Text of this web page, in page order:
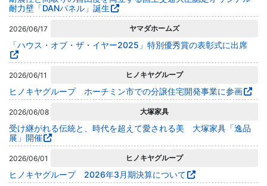
耐力壁「DANパネル」誕生
2026/06/17 ヤマダホームズ
「ハウス・オブ・ザ・イヤー2025」特別優秀賞の表彰式に出席
2026/06/11 ヒノキヤグループ
ヒノキヤグループ ホーチミン市での分譲住宅開発事業に参画
2026/06/08 大塚家具
受け継がれる伝統と、時代を超えて愛される美 大塚家具「逸品
展」開催
2026/06/01 ヒノキヤグループ
ヒノキヤグループ 2026年3月期決算について